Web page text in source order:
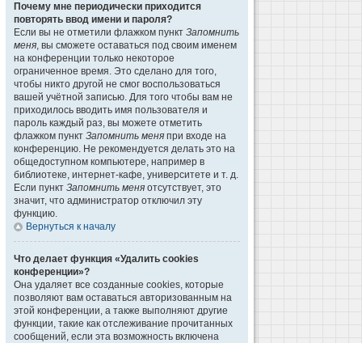
Почему мне периодически приходится
повторять ввод имени и пароля?
Если вы не отметили флажком пункт Запомнить
меня, вы сможете оставаться под своим именем
на конференции только некоторое
ограниченное время. Это сделано для того,
чтобы никто другой не смог воспользоваться
вашей учётной записью. Для того чтобы вам не
приходилось вводить имя пользователя и
пароль каждый раз, вы можете отметить
флажком пункт Запомнить меня при входе на
конференцию. Не рекомендуется делать это на
общедоступном компьютере, например в
библиотеке, интернет-кафе, университете и т. д.
Если пункт Запомнить меня отсутствует, это
значит, что администратор отключил эту
функцию.
Вернуться к началу
Что делает функция «Удалить cookies
конференции»?
Она удаляет все созданные cookies, которые
позволяют вам оставаться авторизованным на
этой конференции, а также выполняют другие
функции, такие как отслеживание прочитанных
сообщений, если эта возможность включена